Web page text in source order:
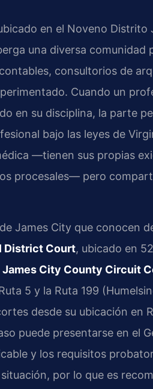
en el Noveno Distrito
una diversa comunidad
consultorios de
Cuando un
en su disciplina, la parte
bajo las leyes de
—tienen sus propias
procesales— pero
James City que conocen
District Court, ubicado en
James City County Circuit
5 y la Ruta 199
desde su ubicación en
puede presentarse en el
y los requisitos
por lo que es